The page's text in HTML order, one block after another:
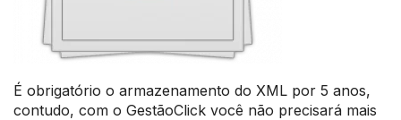
É obrigatório o armazenamento do XML por 5 anos,
contudo, com o GestãoClick você não precisará mais